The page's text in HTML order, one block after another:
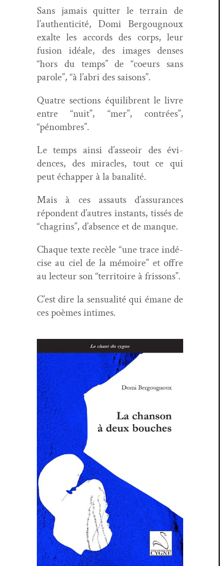
Sans jamais quit­ter le ter­rain de
l’au­then­tic­ité, Domi Bergoug­noux
exalte les accords des corps, leur
fusion idéale, des images dens­es
“hors du temps” de “coeurs sans
parole”, “à l’abri des saisons”.
Qua­tre sec­tions équili­brent le livre
entre “nuit”, “mer”, con­trées”,
“pénom­bres”.
Le temps ain­si d’asseoir des évi­
dences, des mir­a­cles, tout ce qui
peut échap­per à la banalité.
Mais à ces assauts d’as­sur­ances
répon­dent d’autres instants, tis­sés de
“cha­grins”, d’ab­sence et de manque.
Chaque texte recèle “une trace indé­
cise au ciel de la mémoire” et offre
au lecteur son “ter­ri­toire à frissons”.
C’est dire la sen­su­al­ité qui émane de
ces poèmes intimes.